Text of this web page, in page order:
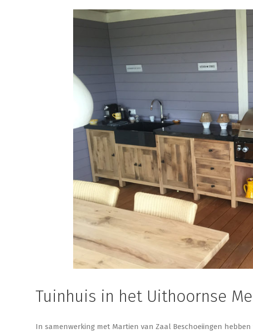
Tuinhuis in het Uithoornse
In samenwerking met Martien van Zaal Beschoeiingen